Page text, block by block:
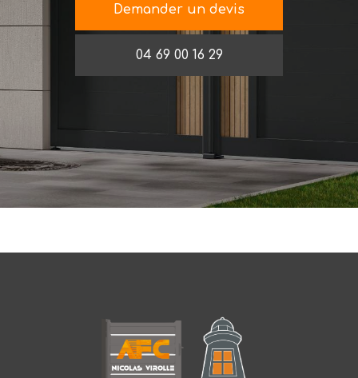
Demander un devis
04 69 00 16 29